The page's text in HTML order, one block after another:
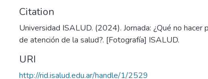
Citation
Universidad ISALUD. (2024). Jornada: ¿Qué no hacer
de atención de la salud?. [Fotografía] ISALUD.
URI
http://rid.isalud.edu.ar/handle/1/2529